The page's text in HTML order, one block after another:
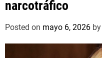
narcotráfico
Posted on mayo 6, 2026 by